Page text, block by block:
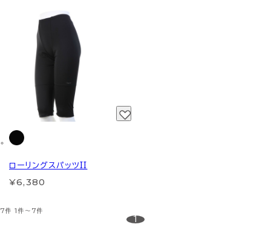
ローリングスパッツII
¥6,380
7件 1件～7件
1